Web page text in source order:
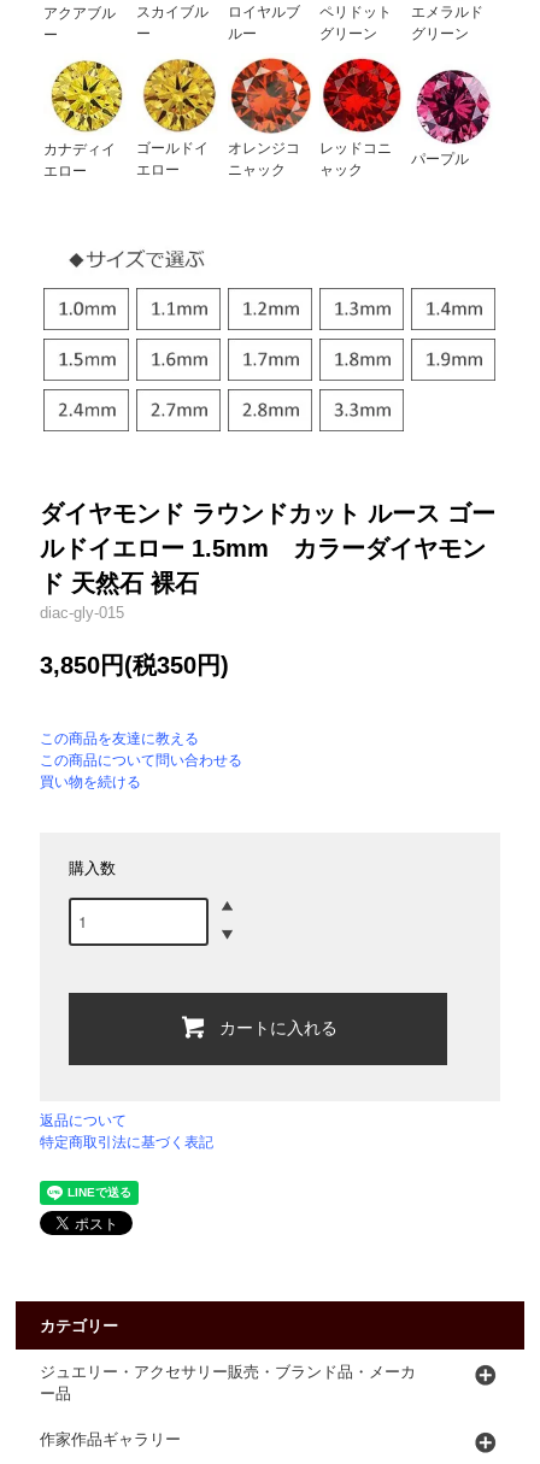
アクアブル
ー
スカイブル
ー
ロイヤルブ
ルー
ペリドット
グリーン
エメラルド
グリーン
カナディイ
エロー
ゴールドイ
エロー
オレンジコ
ニャック
レッドコニ
ャック
パープル
ダイヤモンド ラウンドカット ルース ゴー
ルドイエロー 1.5mm カラーダイヤモン
ド 天然石 裸石
diac-gly-015
3,850円(税350円)
この商品を友達に教える
この商品について問い合わせる
買い物を続ける
購入数
カートに入れる
返品について
特定商取引法に基づく表記
カテゴリー
ジュエリー・アクセサリー販売・ブランド品・メーカ
ー品
作家作品ギャラリー